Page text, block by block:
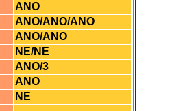
ANO
ANO/ANO/ANO
ANO/ANO
NE/NE
ANO/3
ANO
NE